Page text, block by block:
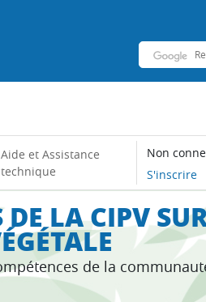
Aide et Assistance
technique
Non
S'inscrire
LA CIPV
de la